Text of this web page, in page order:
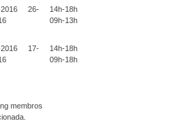
2016 26-
14h-18h
09h-13h
2016 17-
14h-18h
09h-18h
membros